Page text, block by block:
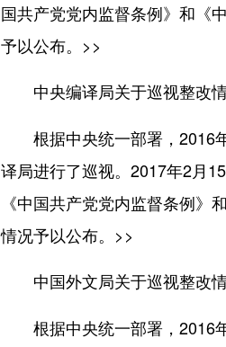
国共产党党内监督条例》和《
予以公布。 >>
中央编译局关于巡视整改
根据中央统一部署，2016
译局进行了巡视。2017年2月
《中国共产党党内监督条例
情况予以公布。 >>
中国外文局关于巡视整改
根据中央统一部署，2016